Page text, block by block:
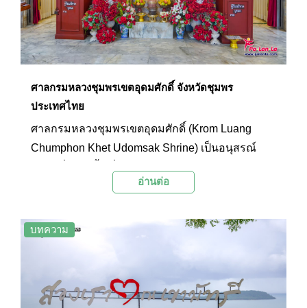
ศาลกรมหลวงชุมพรเขตอุดมศักดิ์ จังหวัดชุมพร
ประเทศไทย
ศาลกรมหลวงชุมพรเขตอุดมศักดิ์ (Krom Luang
Chumphon Khet Udomsak Shrine) เป็นอนุสรณ์
ศักดิ์หรือที่ชาวเรือและคนทั่วไปมักเรียกพระองค์ท่าน
ราบสักการะศาลกรมหลวงชุมพรเขตอุดมศักดิ์เพื่อ
ทางโดยเรือ เนื่องจากท่านได้รับยกย่องให้เป็นองค์
พระบิดาของทหารเรือไทย นอกจากนี้ ด้วยพื้นที่ศาลที่
ตั้งอยู่บนเนินเขาจึงทำให้ที่นี่เป็นอีกหนึ่งจุดชมวิวท้อง
อ่านต่อ
บทความ